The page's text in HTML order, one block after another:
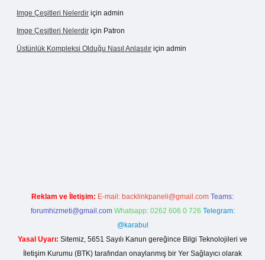
Imge Çeşitleri Nelerdir için admin
Imge Çeşitleri Nelerdir için Patron
Üstünlük Kompleksi Olduğu Nasıl Anlaşılır için admin
Reklam ve İletişim: E-mail: backlinkpaneli@gmail.com Teams:
forumhizmeti@gmail.com Whatsapp: 0262 606 0 726 Telegram:
@karabul
Yasal Uyarı: Sitemiz, 5651 Sayılı Kanun gereğince Bilgi Teknolojileri ve
İletişim Kurumu (BTK) tarafından onaylanmış bir Yer Sağlayıcı olarak